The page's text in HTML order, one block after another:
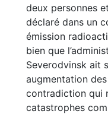
deux personnes
déclaré dans un
émission
bien que
Severodvinsk ait
augmentation
contradiction qui
catastrophes